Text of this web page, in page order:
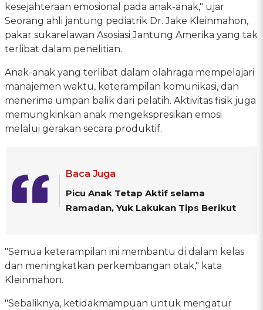
kesejahteraan emosional pada anak-anak," ujar
Seorang ahli jantung pediatrik Dr. Jake Kleinmahon,
pakar sukarelawan Asosiasi Jantung Amerika yang tak
terlibat dalam penelitian.
Anak-anak yang terlibat dalam olahraga mempelajari
manajemen waktu, keterampilan komunikasi, dan
menerima umpan balik dari pelatih. Aktivitas fisik juga
memungkinkan anak mengekspresikan emosi
melalui gerakan secara produktif.
Baca Juga
Picu Anak Tetap Aktif selama
Ramadan, Yuk Lakukan Tips Berikut
"Semua keterampilan ini membantu di dalam kelas
dan meningkatkan perkembangan otak," kata
Kleinmahon.
"Sebaliknya, ketidakmampuan untuk mengatur